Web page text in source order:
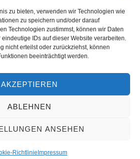
zu bieten, verwenden wir Technologien wie
zu speichern und/oder darauf
Technologien zustimmst, können wir Daten
IDs auf dieser Website verarbeiten.
nicht erteilst oder zurückziehst, können
beeinträchtigt werden.
AKZEPTIEREN
ABLEHNEN
ANSEHEN
Richtlinie Impressum
Speedwayteam Wolfslake